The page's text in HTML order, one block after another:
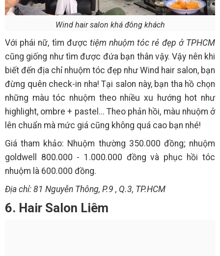
Wind hair salon khá đông khách
Với phái nữ, tìm được tiệm nhuộm tóc rẻ đẹp ở TPHCM
cũng giống như tìm được đứa bạn thân vậy. Vậy nên khi
biết đến địa chỉ nhuộm tóc đẹp như Wind hair salon, bạn
đừng quên check-in nha! Tại salon này, bạn tha hồ chọn
những màu tóc nhuộm theo nhiều xu hướng hot như
highlight, ombre + pastel... Theo phản hồi, màu nhuộm ở
lên chuẩn mà mức giá cũng không quá cao bạn nhé!
Giá tham khảo: Nhuộm thường 350.000 đồng; nhuộm
goldwell 800.000 - 1.000.000 đồng và phục hồi tóc
nhuộm là 600.000 đồng.
Địa chỉ: 81 Nguyễn Thông, P.9 , Q.3, TP.HCM
6. Hair Salon Liêm